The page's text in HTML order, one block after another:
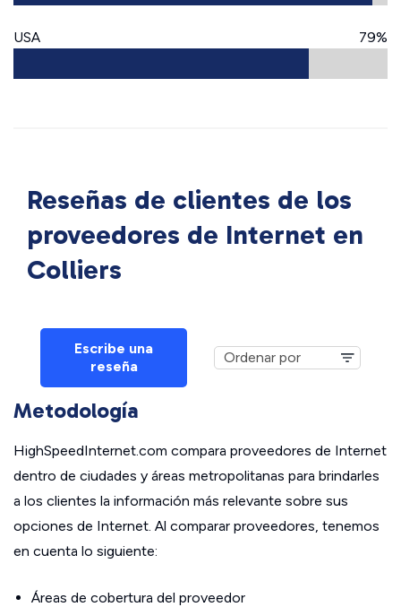
USA 79%
Reseñas de clientes de los
proveedores de Internet en
Colliers
Escribe una
reseña
Metodología
HighSpeedInternet.com compara proveedores de Internet
dentro de ciudades y áreas metropolitanas para brindarles
a los clientes la información más relevante sobre sus
opciones de Internet. Al comparar proveedores, tenemos
en cuenta lo siguiente:
Áreas de cobertura del proveedor